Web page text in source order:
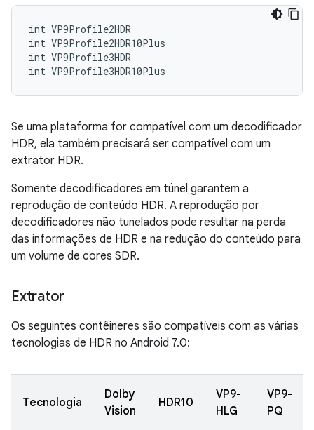
int VP9Profile2HDR
int VP9Profile2HDR10Plus
int VP9Profile3HDR
Se uma plataforma for compatível com um decodificador
HDR, ela também precisará ser compatível com um
extrator HDR.
Somente decodificadores em túnel garantem a
reprodução de conteúdo HDR. A reprodução por
decodificadores não tunelados pode resultar na perda
das informações de HDR e na redução do conteúdo para
um volume de cores SDR.
Extrator
Os seguintes contêineres são compatíveis com as várias
tecnologias de HDR no Android 7.0:
Tecnologia
Dolby
Vision
HDR10
VP9-
HLG
VP9-
PQ